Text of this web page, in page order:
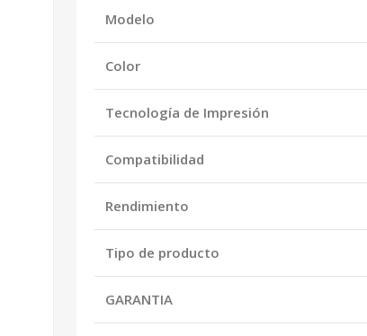
Modelo
Color
Tecnología de Impresión
Compatibilidad
Rendimiento
Tipo de producto
GARANTIA